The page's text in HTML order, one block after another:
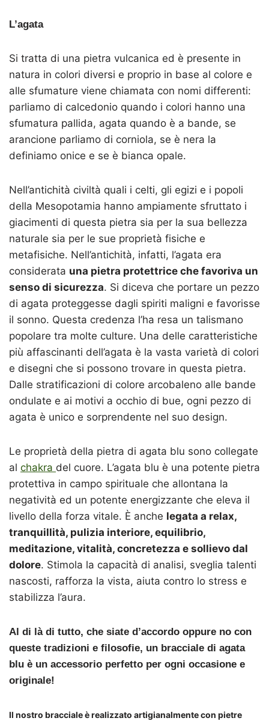
L’agata
Si tratta di una pietra vulcanica ed è presente in
natura in colori diversi e proprio in base al colore e
alle sfumature viene chiamata con nomi differenti:
parliamo di calcedonio quando i colori hanno una
sfumatura pallida, agata quando è a bande, se
arancione parliamo di corniola, se è nera la
definiamo onice e se è bianca opale.
Nell’antichità civiltà quali i celti, gli egizi e i popoli
della Mesopotamia hanno ampiamente sfruttato i
giacimenti di questa pietra sia per la sua bellezza
naturale sia per le sue proprietà fisiche e
metafisiche. Nell’antichità, infatti, l’agata era
considerata una pietra protettrice che favoriva un
senso di sicurezza. Si diceva che portare un pezzo
di agata proteggesse dagli spiriti maligni e favorisse
il sonno. Questa credenza l’ha resa un talismano
popolare tra molte culture. Una delle caratteristiche
più affascinanti dell’agata è la vasta varietà di colori
e disegni che si possono trovare in questa pietra.
Dalle stratificazioni di colore arcobaleno alle bande
ondulate e ai motivi a occhio di bue, ogni pezzo di
agata è unico e sorprendente nel suo design.
Le proprietà della pietra di agata blu sono collegate
al chakra del cuore. L’agata blu è una potente pietra
protettiva in campo spirituale che allontana la
negatività ed un potente energizzante che eleva il
livello della forza vitale. È anche legata a relax,
tranquillità, pulizia interiore, equilibrio,
meditazione, vitalità, concretezza e sollievo dal
dolore. Stimola la capacità di analisi, sveglia talenti
nascosti, rafforza la vista, aiuta contro lo stress e
stabilizza l’aura.
Al di là di tutto, che siate d’accordo oppure no con
queste tradizioni e filosofie, un bracciale di agata
blu è un accessorio perfetto per ogni occasione e
originale!
Il nostro bracciale è realizzato artigianalmente con pietre